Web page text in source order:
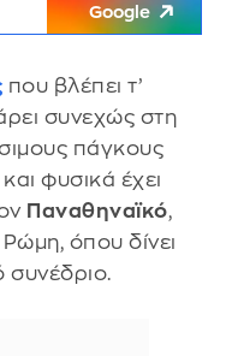
Google
που βλέπει τ’
συνεχώς στη
πάγκους
φυσικά έχει
Παναθηναϊκό,
όπου δίνει
συνέδριο.